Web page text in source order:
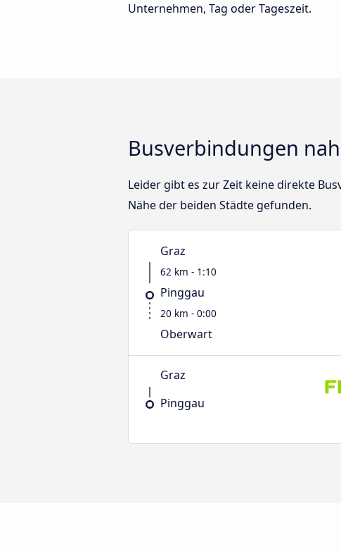
Unternehmen, Tag oder Tageszeit.
Busverbindungen
Leider gibt es zur Zeit keine direkte
Nähe der beiden Städte gefunden.
Graz
62 km - 1:10
Pinggau
20 km - 0:00
Oberwart
Graz
Pinggau